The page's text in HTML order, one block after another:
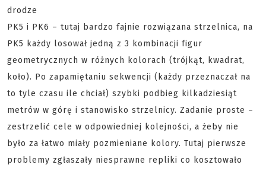
drodze
PK5 i PK6 – tutaj bardzo fajnie rozwiązana strzelnica, na
PK5 każdy losował jedną z 3 kombinacji figur
geometrycznych w różnych kolorach (trójkąt, kwadrat,
koło). Po zapamiętaniu sekwencji (każdy przeznaczał na
to tyle czasu ile chciał) szybki podbieg kilkadziesiąt
metrów w górę i stanowisko strzelnicy. Zadanie proste –
zestrzelić cele w odpowiedniej kolejności, a żeby nie
było za łatwo miały pozmieniane kolory. Tutaj pierwsze
problemy zgłaszały niesprawne repliki co kosztowało